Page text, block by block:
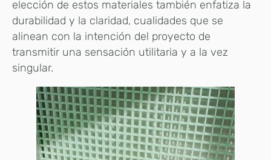
elección de estos materiales también enfatiza la
durabilidad y la claridad, cualidades que se
alinean con la intención del proyecto de
transmitir una sensación utilitaria y a la vez
singular.